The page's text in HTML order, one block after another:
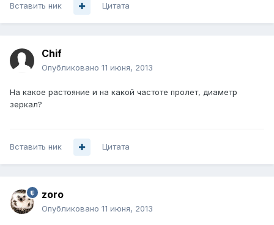
Вставить ник Цитата
Chif
Опубликовано 11 июня, 2013
На какое растояние и на какой частоте пролет, диаметр
зеркал?
Вставить ник Цитата
zoro
Опубликовано 11 июня, 2013